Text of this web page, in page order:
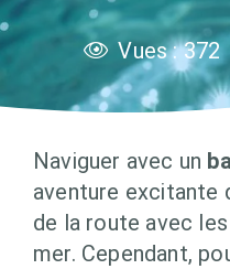
Vues :372
Naviguer avec un
aventure excitante
de la route avec
mer. Cependant,